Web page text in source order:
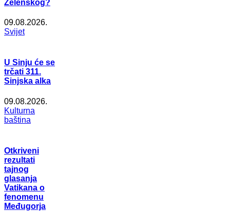
Zelenskog?
09.08.2026.
Svijet
U Sinju će se
trčati 311.
Sinjska alka
09.08.2026.
Kulturna
baština
Otkriveni
rezultati
tajnog
glasanja
Vatikana o
fenomenu
Međugorja